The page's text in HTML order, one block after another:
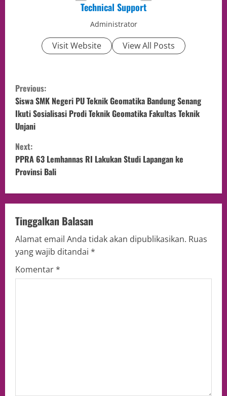
Technical Support
Administrator
Visit Website View All Posts
Previous:
Siswa SMK Negeri PU Teknik Geomatika Bandung Senang
Ikuti Sosialisasi Prodi Teknik Geomatika Fakultas Teknik
Unjani
Next:
PPRA 63 Lemhannas RI Lakukan Studi Lapangan ke
Provinsi Bali
Tinggalkan Balasan
Alamat email Anda tidak akan dipublikasikan. Ruas
yang wajib ditandai *
Komentar*